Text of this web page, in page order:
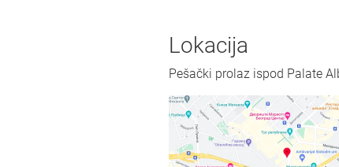
Lokacija
Pešački prolaz ispod Palate